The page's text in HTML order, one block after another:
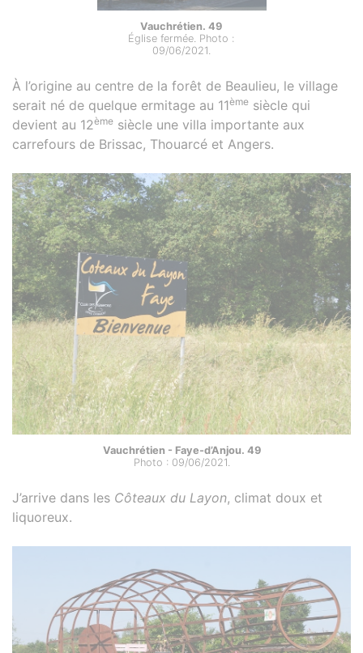
Vauchrétien. 49
Église fermée. Photo :
09/06/2021.
À l’origine au centre de la forêt de Beaulieu, le village
serait né de quelque ermitage au 11ème siècle qui
devient au 12ème siècle une villa importante aux
carrefours de Brissac, Thouarcé et Angers.
Vauchrétien - Faye-d’Anjou. 49
Photo : 09/06/2021.
J’arrive dans les Côteaux du Layon, climat doux et
liquoreux.